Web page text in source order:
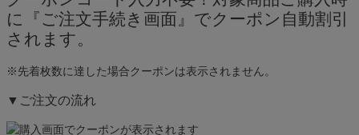
に
『ご注文手続き画面』 でクーポン自動割引
されます。
※先着枚数に達した場合クーポンは表示されません。
▼ご注文の流れ